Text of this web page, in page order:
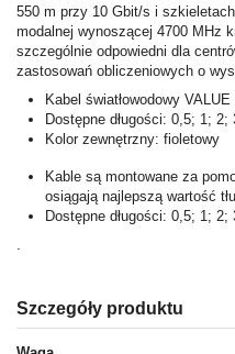
550 m przy 10 Gbit/s i
modalnej wynoszącej 4700 MHz
szczególnie odpowiedni dla
zastosowań obliczeniowych o
Kabel światłowodowy
Dostępne długości: 0,5; 1; 2;
Kolor zewnętrzny: fioletowy
Kable są montowane za
osiągają najlepszą wartość
Dostępne długości: 0,5; 1; 2;
Szczegóły produktu